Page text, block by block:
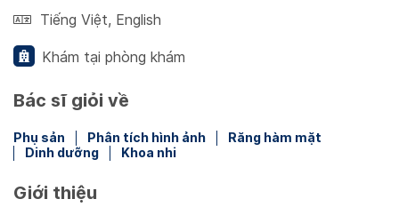
Tiếng Việt, English
Khám tại phòng khám
Bác sĩ giỏi về
Phụ sản Phân tích hình ảnh
Răng hàm mặt
Dinh dưỡng
Khoa nhi
Giới thiệu